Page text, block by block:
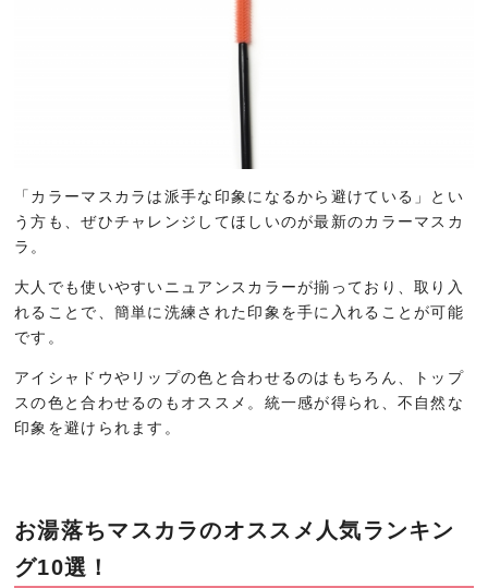
「カラーマスカラは派手な印象になるから避けている」とい
う方も、ぜひチャレンジしてほしいのが最新のカラーマスカ
ラ。
大人でも使いやすいニュアンスカラーが揃っており、取り入
れることで、簡単に洗練された印象を手に入れることが可能
です。
アイシャドウやリップの色と合わせるのはもちろん、トップ
スの色と合わせるのもオススメ。統一感が得られ、不自然な
印象を避けられます。
お湯落ちマスカラのオススメ人気ランキン
グ10選！